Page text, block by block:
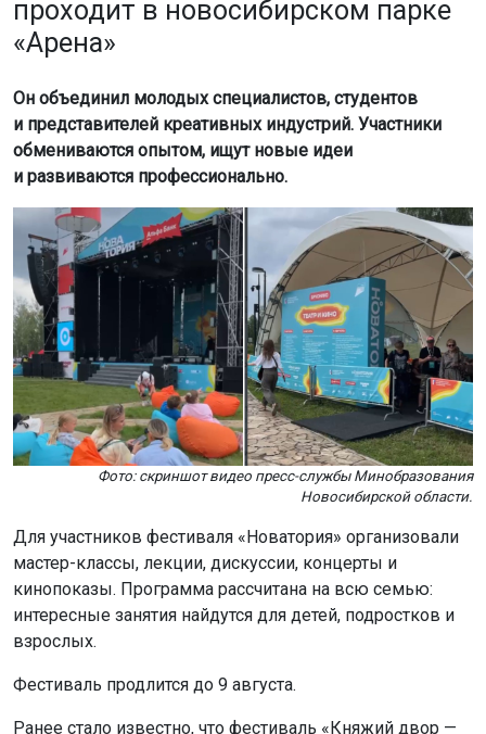
проходит в новосибирском парке
«Арена»
Он объединил молодых специалистов, студентов
и представителей креативных индустрий. Участники
обмениваются опытом, ищут новые идеи
и развиваются профессионально.
Фото: скриншот видео пресс-службы Минобразования
Новосибирской области.
Для участников фестиваля «Новатория» организовали
мастер-классы, лекции, дискуссии, концерты и
кинопоказы. Программа рассчитана на всю семью:
интересные занятия найдутся для детей, подростков и
взрослых.
Фестиваль продлится до 9 августа.
Ранее стало известно, что фестиваль «Княжий двор —